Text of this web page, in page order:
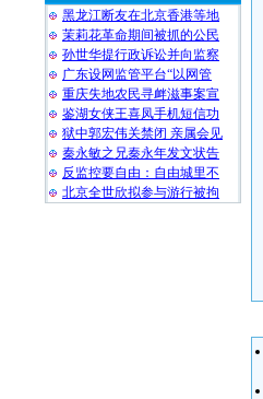
黑龙江断友在北京香港等地
茉莉花革命期间被抓的公民
孙世华提行政诉讼并向监察
广东设网监管平台“以网管
重庆失地农民寻衅滋事案宣
鉴湖女侠王喜凤手机短信功
狱中郭宏伟关禁闭 亲属会见
秦永敏之兄秦永年发文状告
反监控要自由：自由城里不
北京全世欣拟参与游行被拘